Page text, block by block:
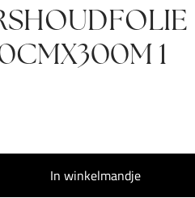
1
In winkelmandje